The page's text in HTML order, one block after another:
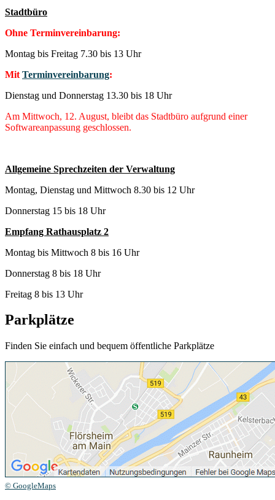
Stadtbüro
Ohne Terminvereinbarung:
Montag bis Freitag 7.30 bis 13 Uhr
Mit Terminvereinbarung:
Dienstag und Donnerstag 13.30 bis 18 Uhr
Am Mittwoch, 12. August, bleibt das Stadtbüro aufgrund einer
Softwareanpassung geschlossen.
Allgemeine Sprechzeiten der Verwaltung
Montag, Dienstag und Mittwoch 8.30 bis 12 Uhr
Donnerstag 15 bis 18 Uhr
Empfang Rathausplatz 2
Montag bis Mittwoch 8 bis 16 Uhr
Donnerstag 8 bis 18 Uhr
Freitag 8 bis 13 Uhr
Parkplätze
Finden Sie einfach und bequem öffentliche Parkplätze
© GoogleMaps